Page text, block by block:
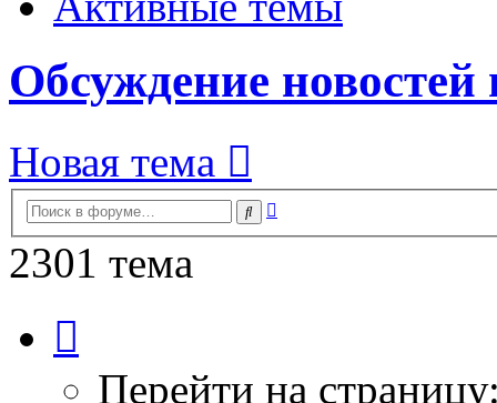
Обсуждение новостей
Новая тема
Поиск
2301 тема
из
Перейти на